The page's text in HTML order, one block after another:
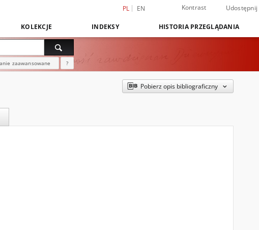
PL EN Kontrast Udostępnij
KOLEKCJE INDEKSY HISTORIA PRZEGLĄDANIA
zaawansowane ?
Pobierz opis bibliograficzny